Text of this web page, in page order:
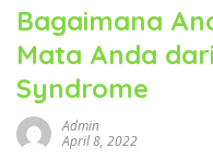
n
d
i
d
k
Bagaimana
Mata Anda
Syndrome
Admin
April 8, 2022